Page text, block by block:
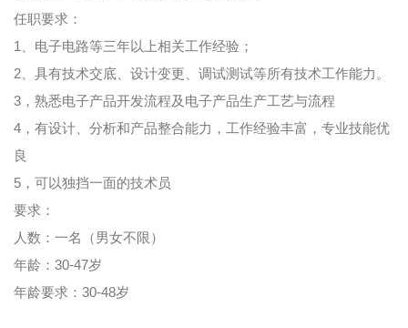
任职要求：
1、电子电路等三年以上相关工作经验；
2、具有技术交底、设计变更、调试测试等所有技术工作能力。
3，熟悉电子产品开发流程及电子产品生产工艺与流程
4，有设计、分析和产品整合能力，工作经验丰富，专业技能优
良
5，可以独挡一面的技术员
要求：
人数：一名（男女不限）
年龄：30-47岁
年龄要求：30-48岁